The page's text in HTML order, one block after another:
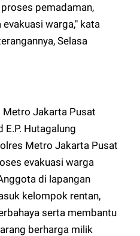
pemadaman,
warga," kata
Selasa
Metro Jakarta Pusat
E.P. Hutagalung
Metro Jakarta Pusat
evakuasi warga
di lapangan
kelompok rentan,
serta membantu
berharga milik